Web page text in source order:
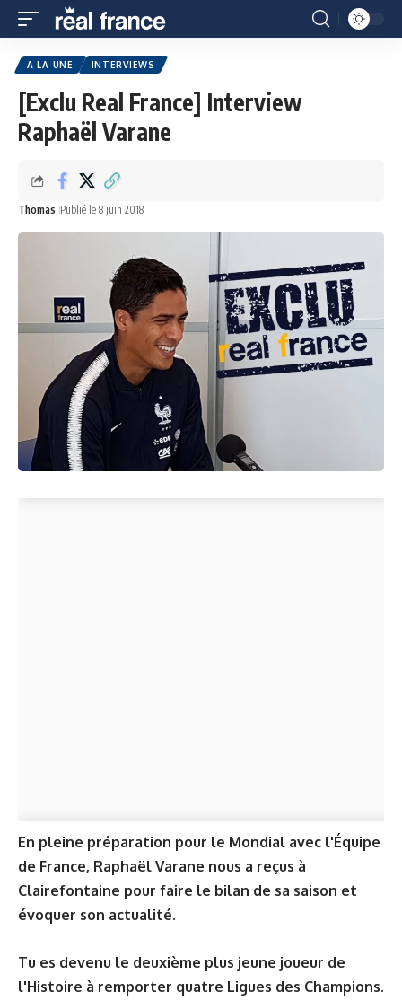
A LA UNE INTERVIEWS
[Exclu Real France] Interview
Raphaël Varane
Thomas Publié le 8 juin 2018
En pleine préparation pour le Mondial avec l'Équipe
de France, Raphaël Varane nous a reçus à
Clairefontaine pour faire le bilan de sa saison et
évoquer son actualité.
Tu es devenu le deuxième plus jeune joueur de
l'Histoire à remporter quatre Ligues des Champions.